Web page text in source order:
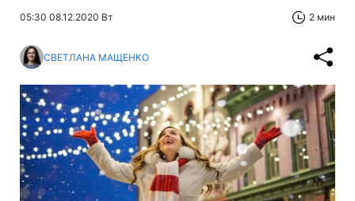
05:30 08.12.2020 Вт 2 мин
СВЕТЛАНА МАЩЕНКО